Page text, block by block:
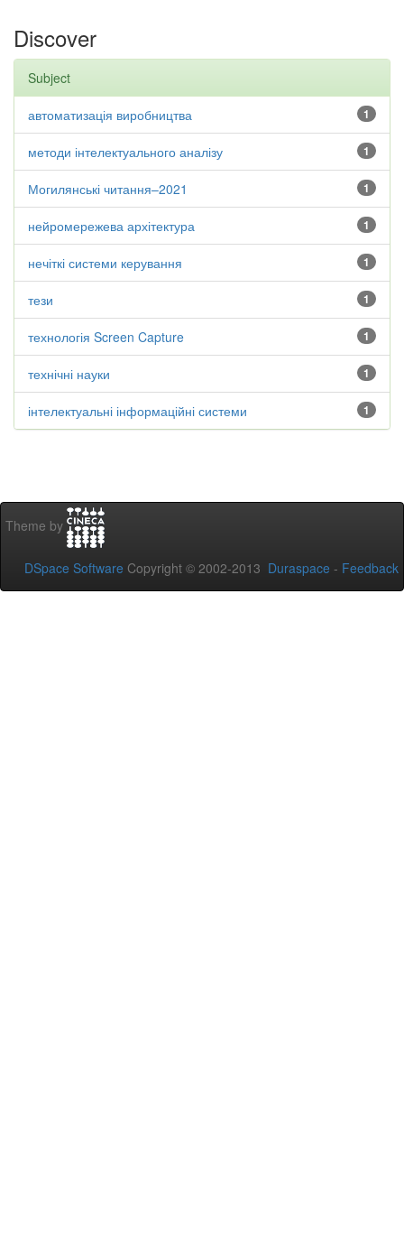
Discover
Subject
1
автоматизація виробництва
1
методи інтелектуального аналізу
1
Могилянські читання–2021
1
нейромережева архітектура
1
нечіткі системи керування
1
тези
1
технологія Screen Capture
1
технічні науки
1
інтелектуальні інформаційні системи
Theme by
DSpace Software Copyright © 2002-2013 Duraspace - Feedback